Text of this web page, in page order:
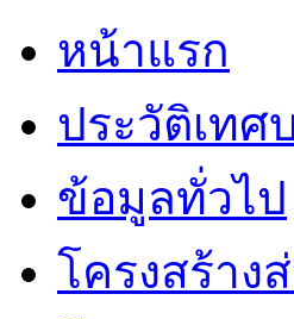
หน้าแรก
ประวัติเทศ
ข้อมูลทั่วไป
โครงสร้าง